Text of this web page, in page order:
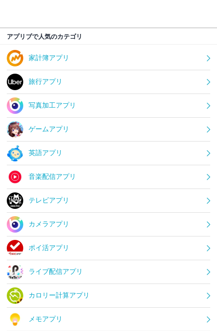
アプリブで人気のカテゴリ
家計簿アプリ
旅行アプリ
写真加工アプリ
ゲームアプリ
英語アプリ
音楽配信アプリ
テレビアプリ
カメラアプリ
ポイ活アプリ
ライブ配信アプリ
カロリー計算アプリ
メモアプリ